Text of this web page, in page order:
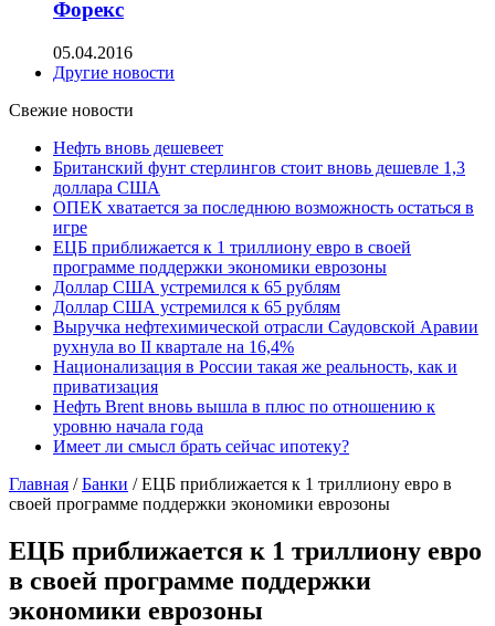
Форекс
05.04.2016
Другие новости
Свежие новости
Нефть вновь дешевеет
Британский фунт стерлингов стоит вновь дешевле 1,3
доллара США
ОПЕК хватается за последнюю возможность остаться в
игре
ЕЦБ приближается к 1 триллиону евро в своей
программе поддержки экономики еврозоны
Доллар США устремился к 65 рублям
Доллар США устремился к 65 рублям
Выручка нефтехимической отрасли Саудовской Аравии
рухнула во II квартале на 16,4%
Национализация в России такая же реальность, как и
приватизация
Нефть Brent вновь вышла в плюс по отношению к
уровню начала года
Имеет ли смысл брать сейчас ипотеку?
Главная / Банки / ЕЦБ приближается к 1 триллиону евро в
своей программе поддержки экономики еврозоны
ЕЦБ приближается к 1 триллиону евро
в своей программе поддержки
экономики еврозоны